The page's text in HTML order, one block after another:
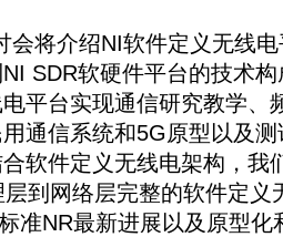
介绍NI软件定义无线电
SDR软硬件平台的技术
平台实现通信研究教学、
通信系统和5G原型以及
软件定义无线电架构，我
网络层完整的软件定义
NR最新进展以及原型化